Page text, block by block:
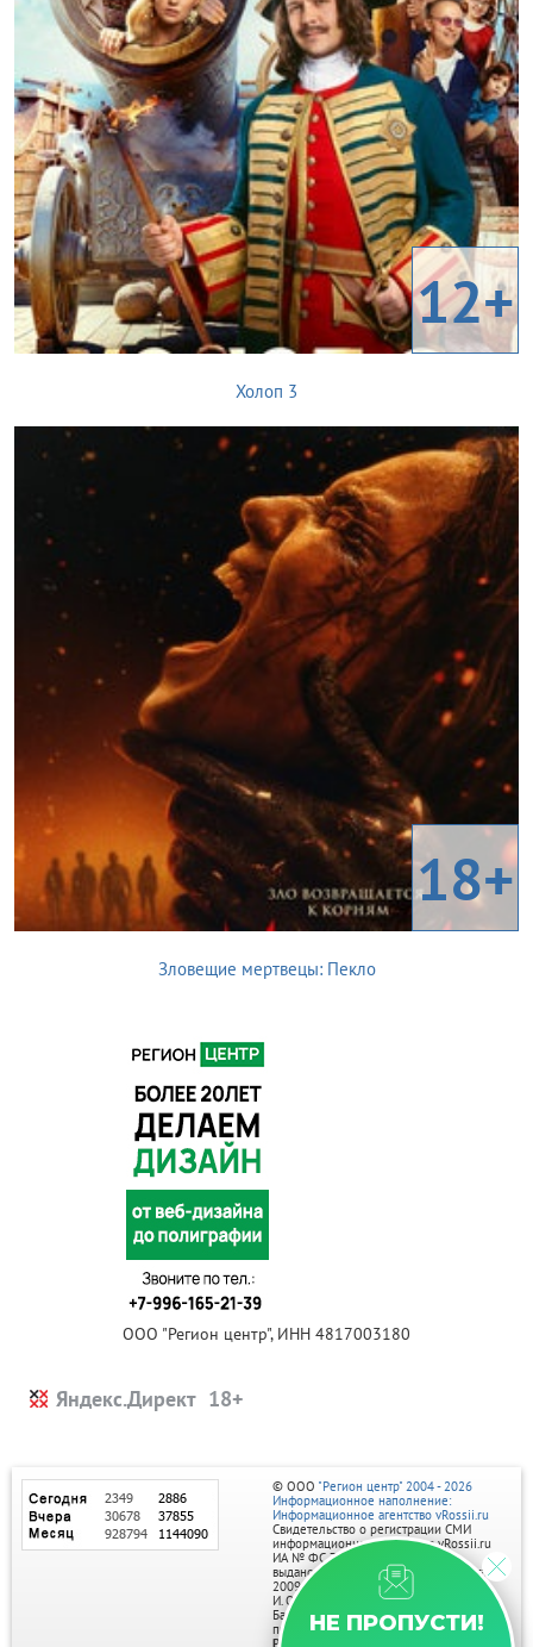
12+
Холоп 3
18+
Зловещие мертвецы: Пекло
ООО "Регион центр", ИНН 4817003180
Яндекс.Директ
НЕ ПРОПУСТИ!
© ООО "Регион центр" 2004 - 2026
Информационное наполнение:
Информационное агентство vRossii.ru
Свидетельство о регистрации СМИ
информационного агентства vRossii.ru
ИА № ФС 77‑35502
выдано РОСКОМНАДЗОРом 04 марта
2009г.
И. О. Главного редактора Нарыков А. Н.
Баннеры на портале размещаются на
правах рекламы.
Реклама на портале: